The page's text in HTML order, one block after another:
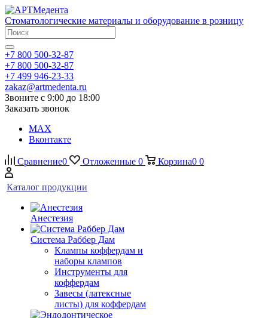
Стоматологические материалы и оборудование в розницу
+7 800 500-32-87
+7 800 500-32-87
+7 499 946-23-33
zakaz@artmedenta.ru
Звоните с 9:00 до 18:00
Заказать звонок
MAX
Вконтакте
Сравнение0 Отложенные 0 Корзина0 0
Каталог продукции
Анестезия
Система Раббер Дам
Клампы коффердам и
наборы клампов
Инструменты для
коффердам
Завесы (латексные
листы) для коффердам